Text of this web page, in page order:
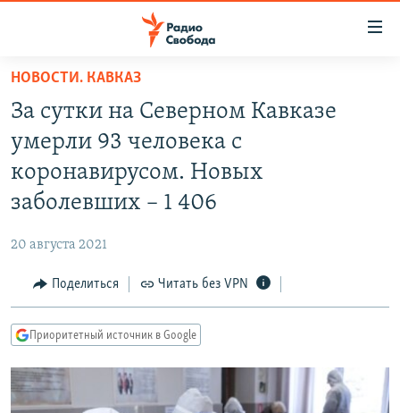
упрощенного
доступа
основному
содержанию
навигации
Вернутся
ПОДКАСТЫ
АВТОРСКИЕ ПРОЕКТЫ
ЦИТАТЫ СВОБОДЫ
КУЛЬТУРА
IDEL.РЕАЛИИ
КАВКАЗ.РЕАЛИИ
СИБИРЬ.РЕАЛИИ
НОВОСТИ. КАВКАЗ
За сутки на Северном Кавказе
умерли 93 человека с
коронавирусом. Новых
заболевших – 1 406
20 августа 2021
Поделиться Читать без VPN
Приоритетный источник в Google